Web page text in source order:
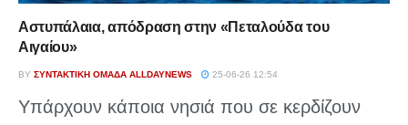
Αστυπάλαια, απόδραση στην «Πεταλούδα του
Αιγαίου»
BY ΣΥΝΤΑΚΤΙΚΉ ΟΜΆΔΑ ALLDAYNEWS 25-06-26 12:54
Υπάρχουν κάποια νησιά που σε κερδίζουν